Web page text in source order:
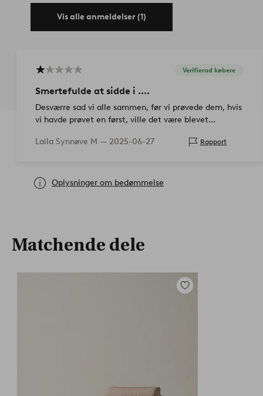
Vis alle anmeldelser (1)
Verifierad købere
Smertefulde at sidde i ....
Desværre sad vi alle sammen, før vi prøvede dem, hvis
vi havde prøvet en først, ville det være blevet
Laila Synnøve M — 2025-06-27 Rapport
Oplysninger om bedømmelse
Matchende dele
Tilføj